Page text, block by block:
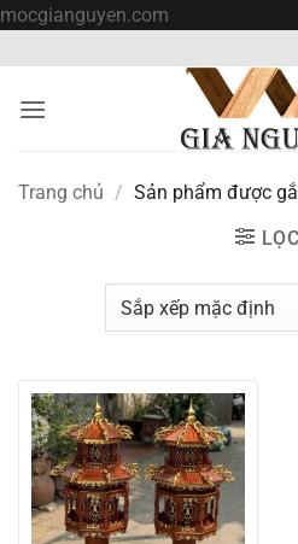
mocgianguyen.com
nội
dung
Trang chủ / Sản phẩm được
LỌC